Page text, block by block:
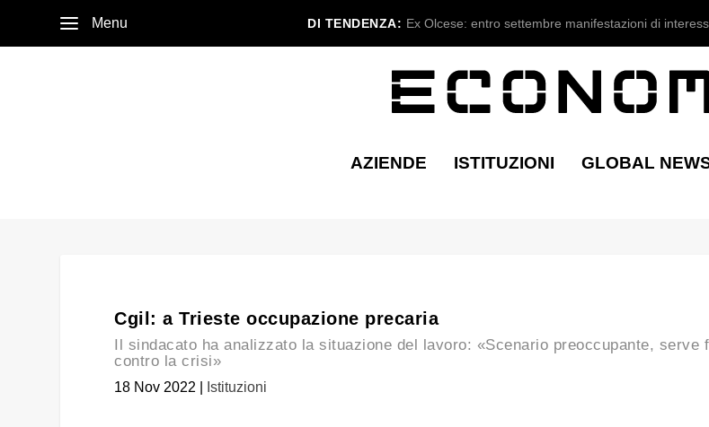
Menu DI TENDENZA: Ex Olcese: entro settembre manifestazioni di
AZIENDE ISTITUZIONI GLOBAL
Cgil: a Trieste occupazione precaria
Il sindacato ha analizzato la situazione del lavoro: «Scenario preoccupante, serve
contro la crisi»
18 Nov 2022 Istituzioni